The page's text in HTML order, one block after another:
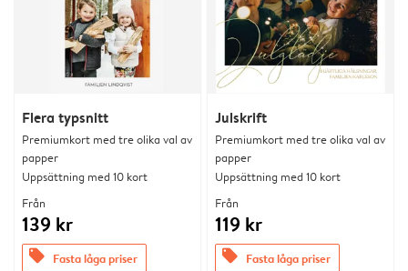
Flera typsnitt
Premiumkort med tre olika val av
papper
Uppsättning med 10 kort
Från
139 kr
offers Fasta låga priser
Julskrift
Premiumkort med tre olika val av
papper
Uppsättning med 10 kort
Från
119 kr
offers Fasta låga priser